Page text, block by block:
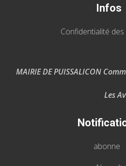
Infos
Confidentialité
MAIRIE DE PUISSALICON
Les Avant
abonne